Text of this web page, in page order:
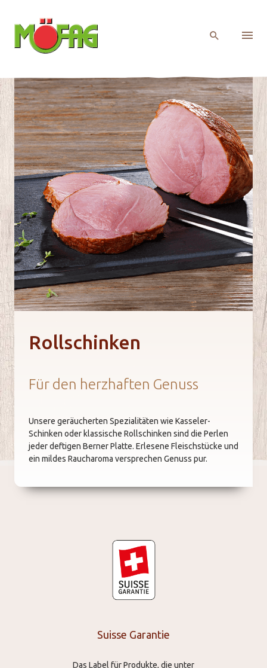
Unternehmen
Zertifikate
Rollschin­ken
Für den herzhaften Genuss
Unsere geräucherten Spezialitäten wie Kasseler-
Schinken oder klassische Rollschinken sind die Perlen
jeder deftigen Berner Platte. Erlesene Fleischstücke und
ein mildes Raucharoma versprechen Genuss pur.
Suisse Garantie
Das Label für Produkte, die unter